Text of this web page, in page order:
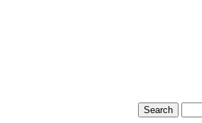
Search